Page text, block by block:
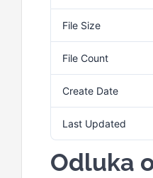
File Size
File Count
Create Date
Last Updated
Odluka